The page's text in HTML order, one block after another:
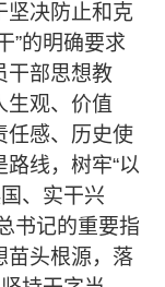
坚决防止和克
”的明确要求
干部思想教
生观、价值
任感、历史使
路线，树牢“以
、实干兴
书记的重要指
苗头根源，落